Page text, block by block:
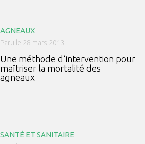
AGNEAUX
Paru le 28 mars 2013
Une méthode d‘intervention pour
maîtriser la mortalité des
agneaux
SANTÉ ET SANITAIRE